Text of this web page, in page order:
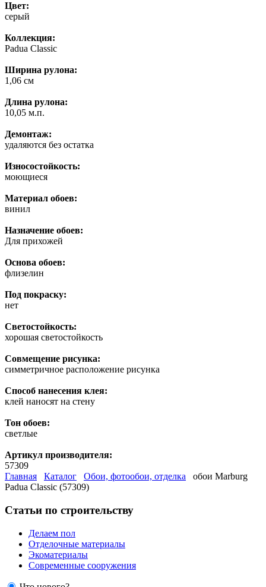
Цвет:
серый
Коллекция:
Padua Classic
Ширина рулона:
1,06 см
Длина рулона:
10,05 м.п.
Демонтаж:
удаляются без остатка
Износостойкость:
моющиеся
Материал обоев:
винил
Назначение обоев:
Для прихожей
Основа обоев:
флизелин
Под покраску:
нет
Светостойкость:
хорошая светостойкость
Совмещение рисунка:
симметричное расположение рисунка
Способ нанесения клея:
клей наносят на стену
Тон обоев:
светлые
Артикул производителя:
57309
Главная
Каталог Обои, фотообои, отделка
обои Marburg
Padua Classic (57309)
Статьи по строительству
Делаем пол
Отделочные материалы
Экоматериалы
Современные сооружения